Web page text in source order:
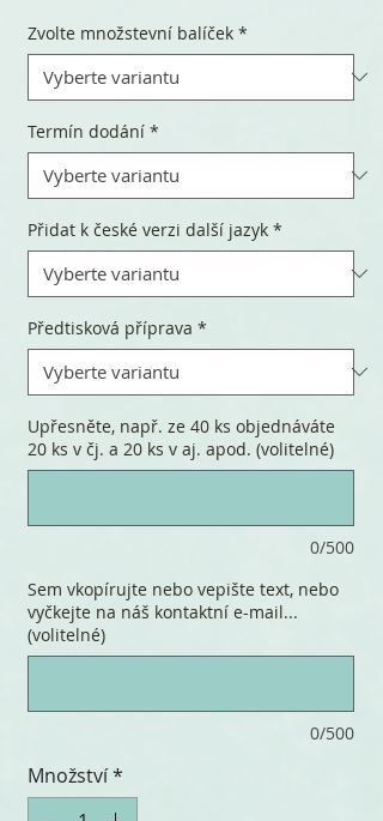
Zvolte množstevní balíček *
Termín dodání *
Přidat k české verzi další jazyk *
Předtisková příprava *
Upřesněte, např. ze 40 ks objednáváte
20 ks v čj. a 20 ks v aj. apod. (volitelné)
0/500
Sem vkopírujte nebo vepište text, nebo
vyčkejte na náš kontaktní e-mail...
(volitelné)
0/500
Množství*